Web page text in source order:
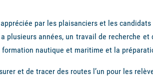
par les plaisanciers et les
plusieurs années, un travail de recherche
nautique et maritime et la
et de tracer des routes l’un pour les